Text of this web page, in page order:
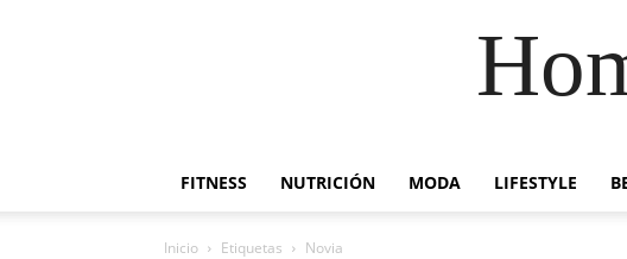
FITNESS NUTRICIÓN MODA LIFESTYLE
Inicio Etiquetas Novia